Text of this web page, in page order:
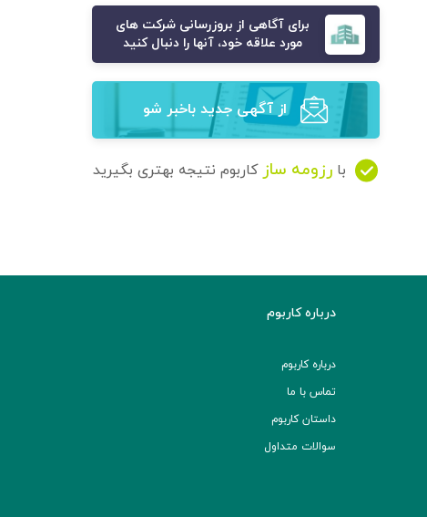
برای آگاهی از بروزرسانی شرکت های
مورد علاقه خود، آنها را دنبال کنید
از آگهی‌ جدید باخبر شو
با رزومه ساز کاربوم نتیجه بهتری بگیرید
درباره کاربوم
درباره کاربوم
تماس با ما
داستان کاربوم
سوالات متداول